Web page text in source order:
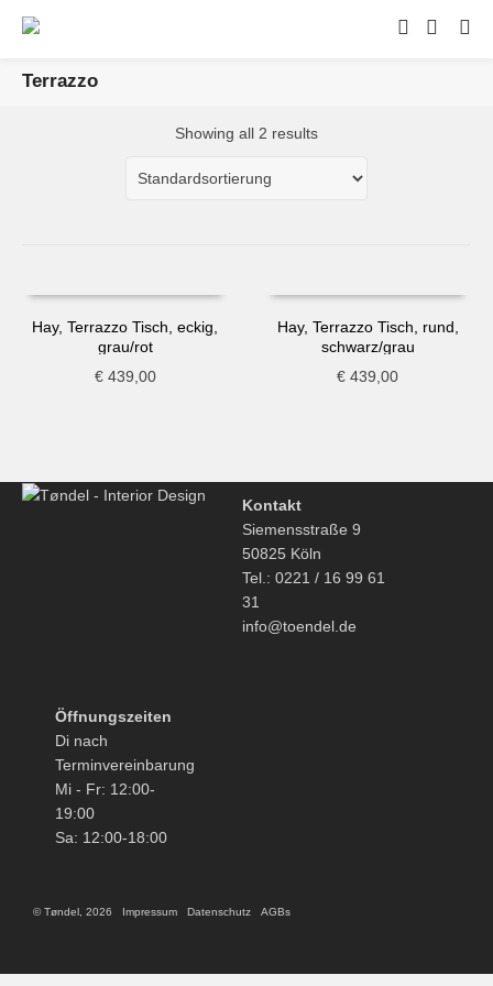
Terrazzo
Showing all 2 results
Hay, Terrazzo Tisch, eckig,
grau/rot
€439,00
Hay, Terrazzo Tisch, rund,
schwarz/grau
€ 439,00
Kontakt
Siemensstraße 9
50825 Köln
Tel.: 0221 / 16 99 61
31
info@toendel.de
Öffnungszeiten
Di nach
Terminvereinbarung
Mi - Fr: 12:00-
19:00
Sa: 12:00-18:00
© Tøndel, 2026 Impressum Datenschutz AGBs